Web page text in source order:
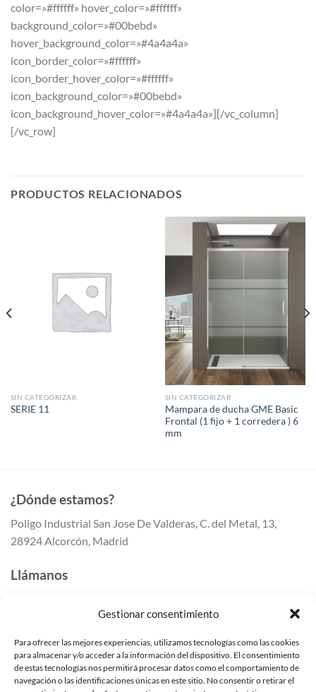
Gestionar consentimiento
Para ofrecer las mejores experiencias, utilizamos tecnologías como las cookies
para almacenar y/o acceder a la información del dispositivo. El consentimiento
de estas tecnologías nos permitirá procesar datos como el comportamiento de
navegación o las identificaciones únicas en este sitio. No consentir o retirar el
color=»#ffffff» hover_color=»#ffffff»
background_color=»#00bebd»
hover_background_color=»#4a4a4a»
icon_border_color=»#ffffff»
icon_border_hover_color=»#ffffff»
icon_background_color=»#00bebd»
icon_background_hover_color=»#4a4a4a»][/vc_column]
[/vc_row]
PRODUCTOS RELACIONADOS
SIN CATEGORIZAR
SERIE 11
SIN CATEGORIZAR
Mampara de ducha GME Basic
Frontal (1 fijo + 1 corredera ) 6
mm
¿Dónde estamos?
Poligo Industrial San Jose De Valderas, C. del Metal, 13,
28924 Alcorcón, Madrid
Llámanos
Escríbenos